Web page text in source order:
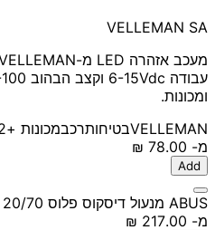
VELLEMAN SA
ומכונות.
VELLEMANבטיחותרכבמכונות +2
מ-
Add
ABUS מנעול דיסקוס פלוס 20/70 מ״מ, נירוסטה
מ-